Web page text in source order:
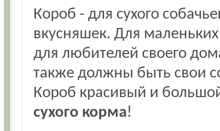
Короб - для сухого
вкусняшек. Для
для любителей своего
также должны быть свои
Короб красивый и
сухого корма!